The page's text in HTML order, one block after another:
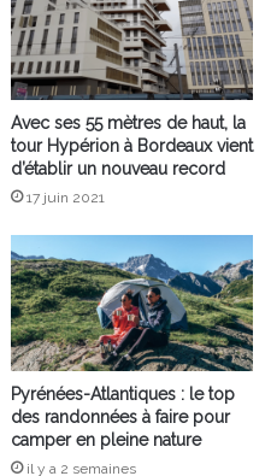
Avec ses 55 mètres de haut, la
tour Hypérion à Bordeaux vient
d’établir un nouveau record
17 juin 2021
Pyrénées-Atlantiques : le top
des randonnées à faire pour
camper en pleine nature
il y a 2 semaines